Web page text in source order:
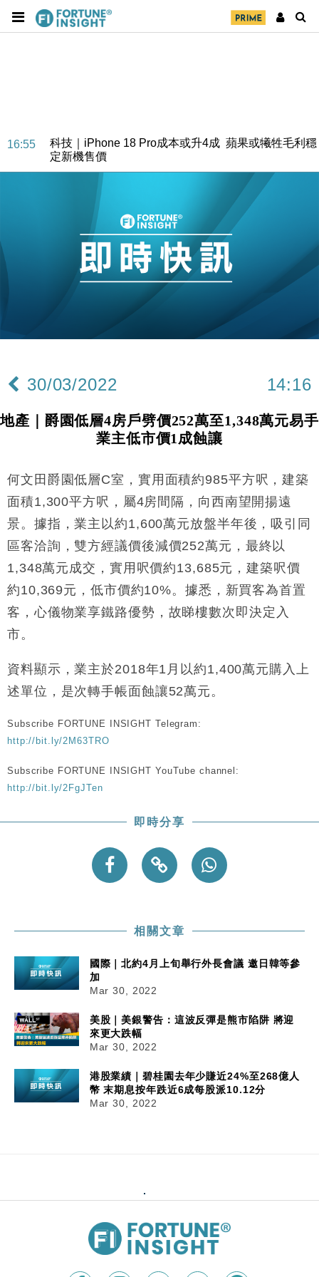
16:55
科技｜iPhone 18 Pro成本或升4成 蘋果或犧牲毛利穩
定新機售價
本地｜香港迪拜下月10日合辦氣候金融會議
財經｜大摩削老鋪黃金目標價至505元 惟維持「增
本地｜華嫂冰室太子店涉提供失實資料 遭禁申請輸入
勞工一年
12:11
中國｜強颱風「白海豚」殘渦北上 上海取消逾900班
財經｜華僑銀行上半年淨利創新高 中期息增15%至
16:47
本地｜假冒內地執法人員要求交「保證金」 43歲女子
16:05
財經｜日經失守6.5萬點後回穩 全周仍升近2%
16:55
科技｜iPhone 18 Pro成本或升4成 蘋果或犧牲毛利穩
14:49
財經｜大摩削老鋪黃金目標價至505元 惟維持「增
持」評級
13:49
本地｜華嫂冰室太子店涉提供失實資料 遭禁申請輸入
勞工一年
12:11
18:31
財經｜華僑銀行上半年淨利創新高 中期息增15%至
47仙
及消費表現
16:47
本地｜假冒內地執法人員要求交「保證金」 43歲女子
16:05
財經｜日經失守6.5萬點後回穩 全周仍升近2%
30/03/2022 14:16
地產｜爵園低層4房戶劈價252萬至1,348萬元易手
業主低市價1成蝕讓
何文田爵園低層C室，實用面積約985平方呎，建築
面積1,300平方呎，屬4房間隔，向西南望開揚遠
景。據指，業主以約1,600萬元放盤半年後，吸引同
區客洽詢，雙方經議價後減價252萬元，最終以
1,348萬元成交，實用呎價約13,685元，建築呎價
約10,369元，低市價約10%。據悉，新買客為首置
客，心儀物業享鐵路優勢，故睇樓數次即決定入
市。
資料顯示，業主於2018年1月以約1,400萬元購入上
述單位，是次轉手帳面蝕讓52萬元。
Subscribe FORTUNE INSIGHT Telegram:
http://bit.ly/2M63TRO
Subscribe FORTUNE INSIGHT YouTube channel:
http://bit.ly/2FgJTen
即時分享
相關文章
國際｜北約4月上旬舉行外長會議 邀日韓等參
加
Mar 30, 2022
美股｜美銀警告：這波反彈是熊市陷阱 將迎
來更大跌幅
Mar 30, 2022
港股業績｜碧桂園去年少賺近24%至268億人
幣 末期息按年跌近6成每股派10.12分
Mar 30, 2022